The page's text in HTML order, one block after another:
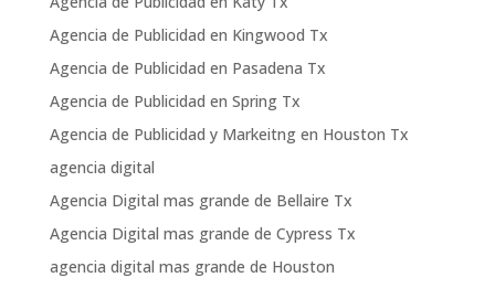
Agencia de Publicidad en Kingwood Tx
Agencia de Publicidad en Pasadena Tx
Agencia de Publicidad en Spring Tx
Agencia de Publicidad y Markeitng en Houston Tx
agencia digital
Agencia Digital mas grande de Bellaire Tx
Agencia Digital mas grande de Cypress Tx
agencia digital mas grande de Houston